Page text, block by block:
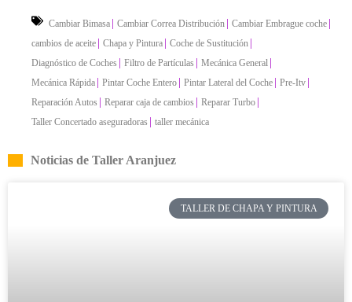
Cambiar Bimasa Cambiar Correa Distribución Cambiar Embrague coche
cambios de aceite Chapa y Pintura Coche de Sustitución
Diagnóstico de Coches Filtro de Partículas Mecánica General
Mecánica Rápida Pintar Coche Entero Pintar Lateral del Coche Pre-Itv
Reparación Autos Reparar caja de cambios Reparar Turbo
Taller Concertado aseguradoras taller mecánica
Noticias de Taller Aranjuez
TALLER DE CHAPA Y PINTURA